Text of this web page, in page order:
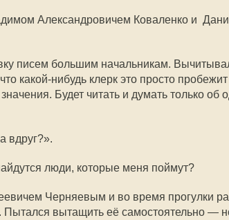
Александровичем Коваленко и
писем большим начальникам.
какой-нибудь клерк это просто
Будет читать и думать только об
вдруг?».
люди, которые меня поймут?
Черняевым и во время прогулки
Пытался вытащить её самостоятельно —